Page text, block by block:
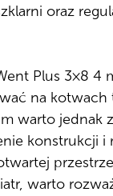
oraz
Plus 3×8 4
na
warto jednak
konstrukcji i
warto